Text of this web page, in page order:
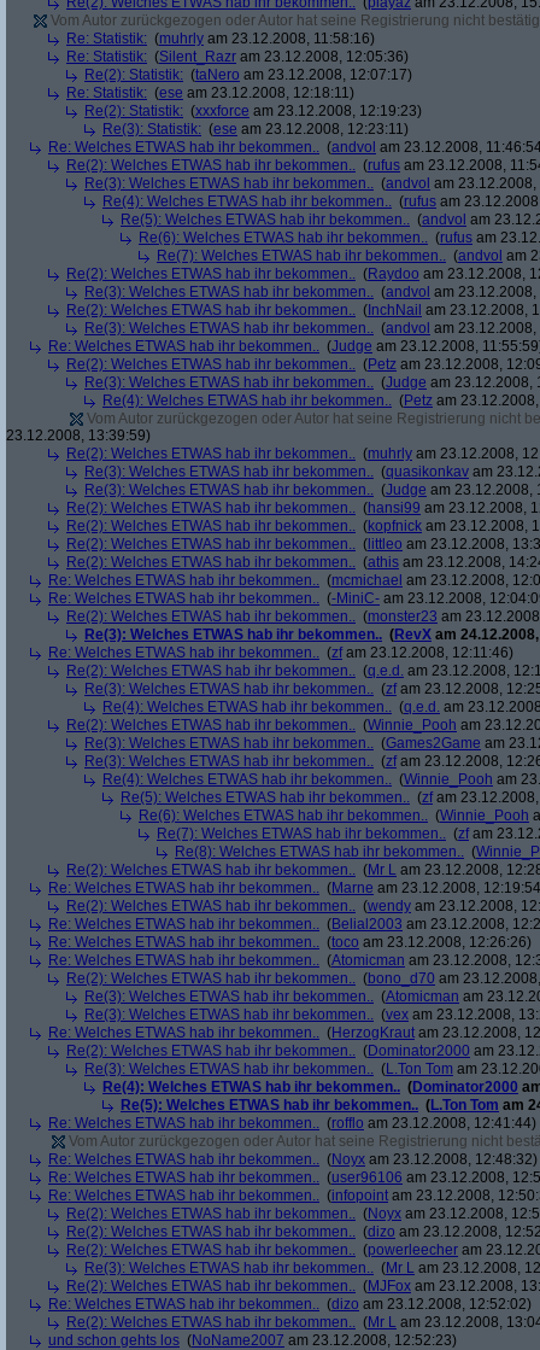
Vom Autor zurückgezogen oder Autor hat seine Registrierung nicht
Re: Statistik: (muhrly am 23.12.2008, 11:58:16)
Re: Statistik: (Silent_Razr am 23.12.2008, 12:05:36)
Re(2): Statistik: (taNero am 23.12.2008, 12:07:17)
Re: Statistik: (ese am 23.12.2008, 12:18:11)
Re(2): Statistik: (xxxforce am 23.12.2008, 12:19:23)
Re(3): Statistik: (ese am 23.12.2008, 12:23:11)
Re: Welches ETWAS hab ihr bekommen.. (andvol am 23.12.2008,
Re(2): Welches ETWAS hab ihr bekommen.. (rufus am 23.12.2008,
Re(3): Welches ETWAS hab ihr bekommen.. (andvol am
Re(4): Welches ETWAS hab ihr bekommen.. (rufus am
Re(5): Welches ETWAS hab ihr bekommen.. (andvol am
Re(6): Welches ETWAS hab ihr bekommen.. (rufus am
Re(7): Welches ETWAS hab ihr bekommen.. (andvol am
Re(2): Welches ETWAS hab ihr bekommen.. (Raydoo am 23.12.2008,
Re(3): Welches ETWAS hab ihr bekommen.. (andvol am
Re(2): Welches ETWAS hab ihr bekommen.. ( InchNail am 23.12.2008,
Re(3): Welches ETWAS hab ihr bekommen.. (andvol am
Re: Welches ETWAS hab ihr bekommen.. (Judge am 23.12.2008,
Re(2): Welches ETWAS hab ihr bekommen.. (Petz am 23.12.2008,
Re(3): Welches ETWAS hab ihr bekommen.. (Judge am 23.12.2008,
Re(4): Welches ETWAS hab ihr bekommen.. (Petz am
Vom Autor zurückgezogen oder Autor hat seine Registrierung nicht
23.12.2008, 13:39:59)
Re(2): Welches ETWAS hab ihr bekommen.. (muhrly am 23.12.2008,
Re(3): Welches ETWAS hab ihr bekommen.. (quasikonkav am
Re(3): Welches ETWAS hab ihr bekommen.. (Judge am 23.12.2008,
Re(2): Welches ETWAS hab ihr bekommen.. (hansi99 am 23.12.2008,
Re(2): Welches ETWAS hab ihr bekommen.. (kopfnick am 23.12.2008,
Re(2): Welches ETWAS hab ihr bekommen.. ( littleo am 23.12.2008,
Re(2): Welches ETWAS hab ihr bekommen.. (athis am 23.12.2008,
Re: Welches ETWAS hab ihr bekommen.. (mcmichael am 23.12.2008,
Re: Welches ETWAS hab ihr bekommen.. (-MiniC- am 23.12.2008,
Re(2): Welches ETWAS hab ihr bekommen.. (monster23 am
Re(3): Welches ETWAS hab ihr bekommen.. (RevX am
Re: Welches ETWAS hab ihr bekommen.. (zfam 23.12.2008, 12:11:46)
Re(2): Welches ETWAS hab ihr bekommen.. (q.e.d. am 23.12.2008,
Re(3): Welches ETWAS hab ihr bekommen.. (zfam 23.12.2008,
Re(4): Welches ETWAS hab ihr bekommen.. (q.e.d. am
Re(2): Welches ETWAS hab ihr bekommen.. (Winnie_Pooh am
Re(3): Welches ETWAS hab ihr bekommen.. (Games2Game am
Re(3): Welches ETWAS hab ihr bekommen.. (zfam 23.12.2008,
Re(4): Welches ETWAS hab ihr bekommen.. (Winnie_Pooh am
Re(5): Welches ETWAS hab ihr bekommen.. (zfam
Re(6): Welches ETWAS hab ihr bekommen.. (Winnie_Pooh
Re(7): Welches ETWAS hab ihr bekommen.. (zfam
Re(8): Welches ETWAS hab ihr bekommen.. (
Re(2): Welches ETWAS hab ihr bekommen.. (Mr L am 23.12.2008,
Re: Welches ETWAS hab ihr bekommen.. (Marne am 23.12.2008,
Re(2): Welches ETWAS hab ihr bekommen.. (wendy am 23.12.2008,
Re: Welches ETWAS hab ihr bekommen.. (Belial2003 am 23.12.2008,
Re: Welches ETWAS hab ihr bekommen.. (toco am 23.12.2008, 12:26:26)
Re: Welches ETWAS hab ihr bekommen.. (Atomicman am 23.12.2008,
Re(2): Welches ETWAS hab ihr bekommen.. (bono_d70 am
Re(3): Welches ETWAS hab ihr bekommen.. (Atomicman am
Re(3): Welches ETWAS hab ihr bekommen.. (vex am 23.12.2008,
Re: Welches ETWAS hab ihr bekommen.. (HerzogKraut am 23.12.2008,
Re(2): Welches ETWAS hab ihr bekommen.. (Dominator2000 am
Re(3): Welches ETWAS hab ihr bekommen.. (L.Ton Tom am
Re(4): Welches ETWAS hab ihr bekommen.. (Dominator2000
Re(5): Welches ETWAS hab ihr bekommen.. (L.Ton Tom am
Re: Welches ETWAS hab ihr bekommen.. (rofflo am 23.12.2008, 12:41:44)
Vom Autor zurückgezogen oder Autor hat seine Registrierung nicht
Re: Welches ETWAS hab ihr bekommen.. (Noyx am 23.12.2008, 12:48:32)
Re: Welches ETWAS hab ihr bekommen.. (user96106 am 23.12.2008,
Re: Welches ETWAS hab ihr bekommen.. (infopoint am 23.12.2008,
Re(2): Welches ETWAS hab ihr bekommen.. (Noyx am 23.12.2008,
Re(2): Welches ETWAS hab ihr bekommen.. (dizo am 23.12.2008,
Re(2): Welches ETWAS hab ihr bekommen.. (powerleecher am
Re(3): Welches ETWAS hab ihr bekommen.. (Mr L am 23.12.2008,
Re(2): Welches ETWAS hab ihr bekommen.. (MJFox am 23.12.2008,
Re: Welches ETWAS hab ihr bekommen.. (dizo am 23.12.2008, 12:52:02)
Re(2): Welches ETWAS hab ihr bekommen.. (Mr L am 23.12.2008,
und schon gehts los (NoName2007 am 23.12.2008, 12:52:23)